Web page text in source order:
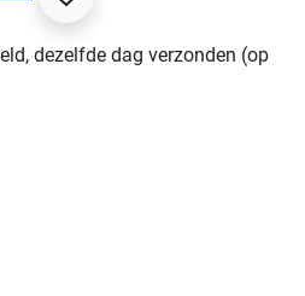
dezelfde dag verzonden (op